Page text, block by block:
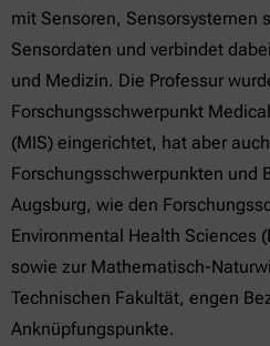
mit Sensoren, Sensorsystemen
Sensordaten und verbindet
und Medizin. Die Professur
Forschungsschwerpunkt
(MIS) eingerichtet, hat aber
Forschungsschwerpunkten und
Augsburg, wie den
Environmental Health Sciences
sowie zur Mathematisch-
Technischen Fakultät, engen
Anknüpfungspunkte.